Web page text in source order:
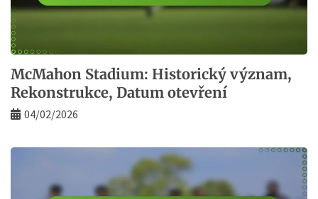
McMahon Stadium: Historický význam,
Rekonstrukce, Datum otevření
04/02/2026